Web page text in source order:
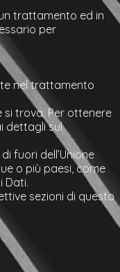
trattamento ed in
per
nel trattamento
si trova. Per ottenere
dettagli sul
fuori dell’Unione
o più paesi, come
Dati.
sezioni di questo